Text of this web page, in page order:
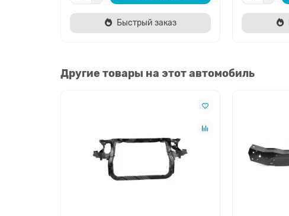
Быстрый заказ
Другие товары на этот автомобиль